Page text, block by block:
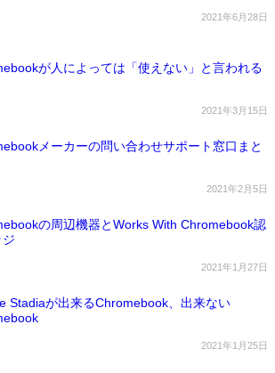
2021年6月28日
が人によっては「使えない」と言われる
2021年3月15日
メーカーの問い合わせサポート窓口まと
2021年2月5日
の周辺機器とWorks With Chromebook認
2021年1月27日
Stadiaが出来るChromebook、出来ない
2021年1月25日